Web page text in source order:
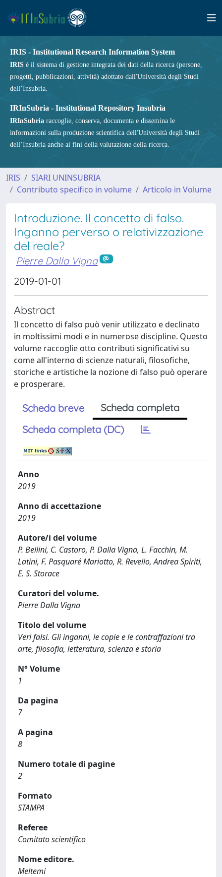
IRIS - Institutional Research Information System
IRIS è il sistema di gestione integrata dei dati della ricerca (persone,
progetti, pubblicazioni, attività) adottato dall'Università degli Studi
dell’Insubria.
IRInSubria - Institutional Repository Insubria
IRInSubria raccoglie, conserva, documenta e dissemina le
informazioni sulla produzione scientifica dell'Università degli Studi
dell’Insubria anche ai fini della valutazione della ricerca.
IRIS
SIARI UNINSUBRIA
Contributo specifico in volume
Articolo in Volume
Introduzione. Il concetto di falso.
Inganno perverso o relativizzazione
del reale?
Pierre Dalla Vigna
2019-01-01
Abstract
Il concetto di falso può venir utilizzato e declinato
in moltissimi modi e in numerose discipline. Questo
volume raccoglie otto contributi significativi su
come all'interno di scienze naturali, filosofiche,
storiche e artistiche la nozione di falso può operare
e prosperare.
Scheda breve
Scheda completa
Scheda completa (DC)
Anno
2019
Anno di accettazione
2019
Autore/i del volume
P. Bellini, C. Castoro, P. Dalla Vigna, L. Facchin, M.
Latini, F. Pasquaré Mariotto, R. Revello, Andrea Spiriti,
E. S. Storace
Curatori del volume.
Pierre Dalla Vigna
Titolo del volume
Veri falsi. Gli inganni, le copie e le contraffazioni tra
arte, filosofia, letteratura, scienza e storia
N° Volume
1
Da pagina
7
A pagina
8
Numero totale di pagine
2
Formato
STAMPA
Referee
Comitato scientifico
Nome editore.
Meltemi